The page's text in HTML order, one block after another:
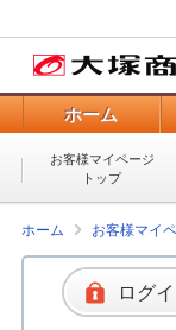
ホーム
お客様マイページ
トップ
ホーム お客様マイ
ログ